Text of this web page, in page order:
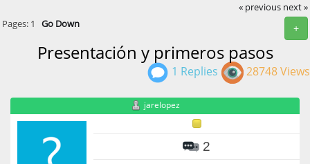
« previous next »
+
Pages: 1 Go Down
Presentación y primeros pasos
1 Replies 28748 Views
jarelopez
2